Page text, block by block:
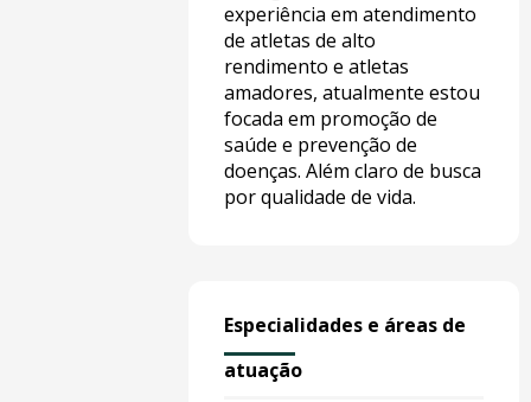
experiência em atendimento
de atletas de alto
rendimento e atletas
amadores, atualmente estou
focada em promoção de
saúde e prevenção de
doenças. Além claro de busca
por qualidade de vida.
Especialidades e áreas de
atuação